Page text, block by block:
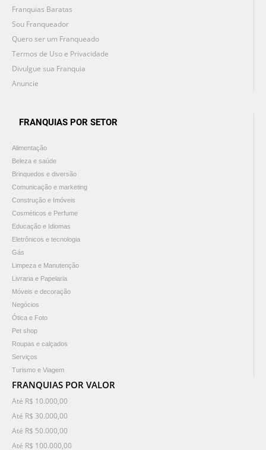
Franquias Baratas
Sou Franqueador
Quero ser um Franqueado
Termos de Uso e Privacidade
Divulgue sua Franquia
Anuncie
FRANQUIAS POR SETOR
Alimentação
Beleza e saúde
Brinquedos e diversão
Comunicação e marketing
Construção e Imóveis
Cosméticos e Perfume
Educação e Idiomas
Eletrônicos e tecnologia
Gás
Limpeza e Manutenção
Livraria e Papelaria
Móveis e decoração
Negócios
Ótica e Foto
Pet shop
Roupas e calçados
Serviços
Turismo e Viagem
FRANQUIAS POR VALOR
Até R$ 10.000,00
Até R$ 30.000,00
Até R$ 50.000,00
Até R$ 100.000,00